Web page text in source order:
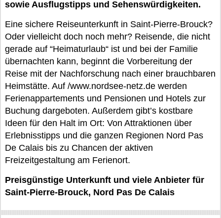
sowie Ausflugstipps und Sehenswürdigkeiten.
Eine sichere Reiseunterkunft in Saint-Pierre-Brouck?
Oder vielleicht doch noch mehr? Reisende, die nicht
gerade auf “Heimaturlaub“ ist und bei der Familie
übernachten kann, beginnt die Vorbereitung der
Reise mit der Nachforschung nach einer brauchbaren
Heimstätte. Auf /www.nordsee-netz.de werden
Ferienappartements und Pensionen und Hotels zur
Buchung dargeboten. Außerdem gibt’s kostbare
Ideen für den Halt im Ort: Von Attraktionen über
Erlebnisstipps und die ganzen Regionen Nord Pas
De Calais bis zu Chancen der aktiven
Freizeitgestaltung am Ferienort.
Preisgünstige Unterkunft und viele Anbieter für
Saint-Pierre-Brouck, Nord Pas De Calais